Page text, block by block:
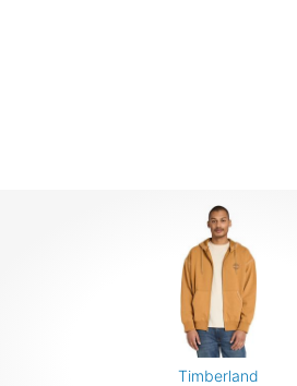
Timberland